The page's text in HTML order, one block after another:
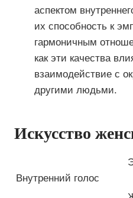
аспектом
их способность к
гармоничным
как эти качества
взаимодействие с
другими людьми.
Искусство
Внутренний голос